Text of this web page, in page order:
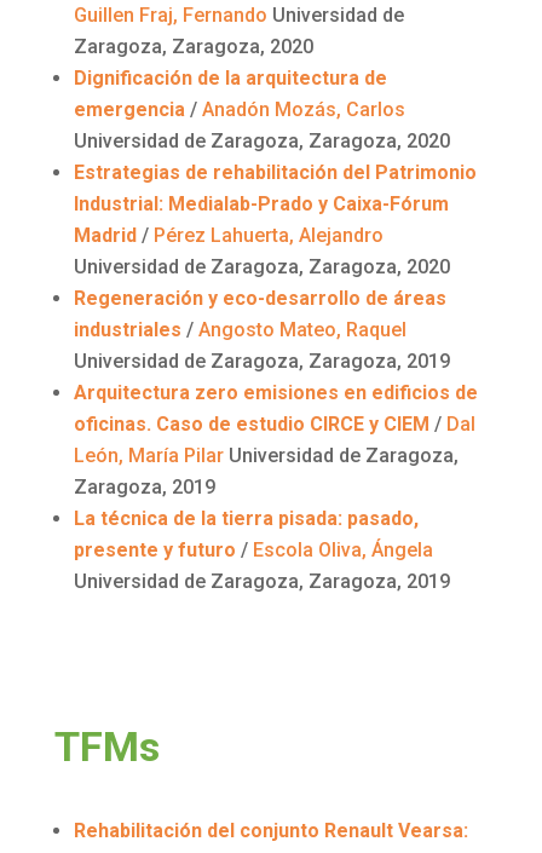
Guillen Fraj, Fernando Universidad de
Zaragoza, Zaragoza, 2020
Dignificación de la arquitectura de
emergencia/ Anadón Mozás, Carlos
Universidad de Zaragoza, Zaragoza, 2020
Estrategias de rehabilitación del Patrimonio
Industrial: Medialab-Prado y Caixa-Fórum
Madrid/ Pérez Lahuerta, Alejandro
Universidad de Zaragoza, Zaragoza, 2020
Regeneración y eco-desarrollo de áreas
industriales / Angosto Mateo, Raquel
Universidad de Zaragoza, Zaragoza, 2019
Arquitectura zero emisiones en edificios de
oficinas. Caso de estudio CIRCE y CIEM / Dal
León, María PilarUniversidad de Zaragoza,
Zaragoza, 2019
La técnica de la tierra pisada: pasado,
presente y futuro / Escola Oliva, Ángela
Universidad de Zaragoza, Zaragoza, 2019
TFMs
Rehabilitación del conjunto Renault Vearsa: